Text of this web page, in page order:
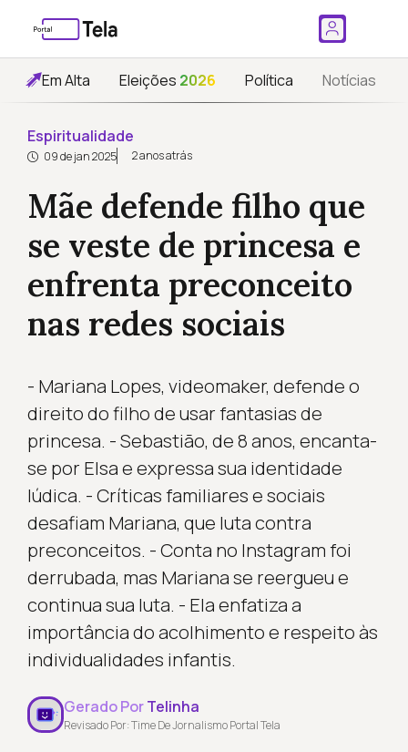
Em Alta Eleições 2026 Política Notícias
Espiritualidade
09 de jan 2025 2 anos atrás
Mãe defende filho que
se veste de princesa e
enfrenta preconceito
nas redes sociais
- Mariana Lopes, videomaker, defende o
direito do filho de usar fantasias de
princesa. - Sebastião, de 8 anos, encanta-
se por Elsa e expressa sua identidade
lúdica. - Críticas familiares e sociais
desafiam Mariana, que luta contra
preconceitos. - Conta no Instagram foi
derrubada, mas Mariana se reergueu e
continua sua luta. - Ela enfatiza a
importância do acolhimento e respeito às
individualidades infantis.
Gerado PorTelinha
Revisado Por: Time De Jornalismo Portal Tela